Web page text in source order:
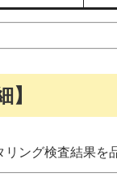
ング検査結果を